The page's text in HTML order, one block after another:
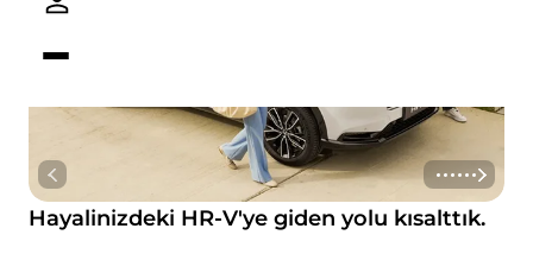
Hayalinizdeki HR-V'ye giden yolu kısalttık.